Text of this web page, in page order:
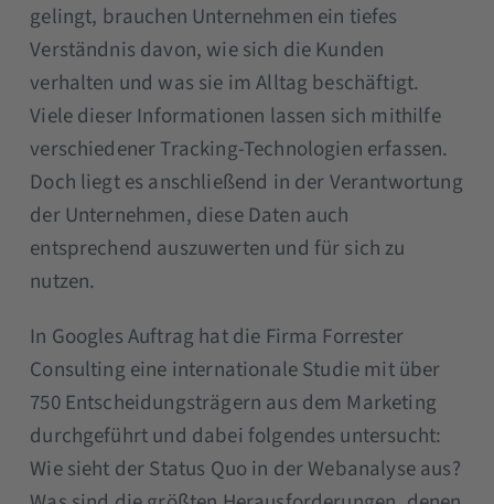
gelingt, brauchen Unternehmen ein tiefes
Verständnis davon, wie sich die Kunden
verhalten und was sie im Alltag beschäftigt.
Viele dieser Informationen lassen sich mithilfe
verschiedener Tracking-Technologien erfassen.
Doch liegt es anschließend in der Verantwortung
der Unternehmen, diese Daten auch
entsprechend auszuwerten und für sich zu
nutzen.
In Googles Auftrag hat die Firma Forrester
Consulting eine internationale Studie mit über
750 Entscheidungsträgern aus dem Marketing
durchgeführt und dabei folgendes untersucht:
Wie sieht der Status Quo in der Webanalyse aus?